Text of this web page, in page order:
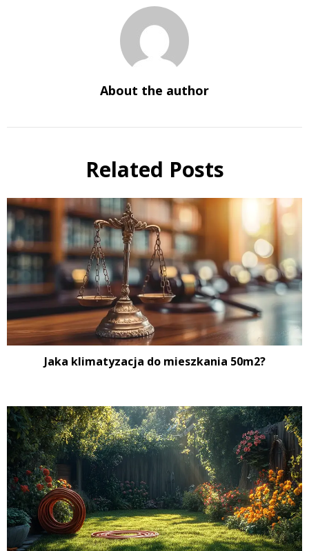
About the author
Related Posts
Jaka klimatyzacja do mieszkania 50m2?